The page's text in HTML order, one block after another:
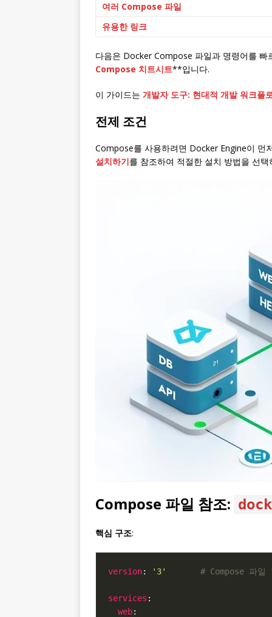
여러 Compose 파일
유용한 링크
다음은 Docker Compose 파일과 명령어를
Compose 치트시트**입니다.
이 가이드는 개발자 도구: 현대적 개발 워크플
전제 조건
Compose를 사용하려면 Docker Engine이 먼
설치하기를 참조하여 적절한 설치 방법을 선
Compose 파일 참조:
핵심 구조:
version: '3' # Compose 파일
services
web